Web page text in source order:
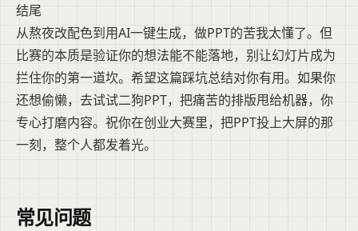
结尾
从熬夜改配色到用AI一键生成，做PPT的苦我太懂了。但
比赛的本质是验证你的想法能不能落地，别让幻灯片成为
拦住你的第一道坎。希望这篇踩坑总结对你有用。如果你
还想偷懒，去试试二狗PPT，把痛苦的排版甩给机器，你
专心打磨内容。祝你在创业大赛里，把PPT投上大屏的那
一刻，整个人都发着光。
常见问题